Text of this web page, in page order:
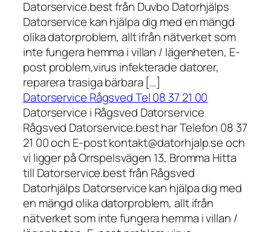
Datorservice.best från Duvbo Datorhjälps
Datorservice kan hjälpa dig med en mängd
olika datorproblem, allt ifrån nätverket som
inte fungera hemma i villan / lägenheten, E-
post problem,virus infekterade datorer,
reparera trasiga bärbara […]
Datorservice Rågsved Tel 08 37 21 00
Datorservice i Rågsved Datorservice
Rågsved Datorservice.best har Telefon 08 37
21 00 och E-post kontakt@datorhjalp.se och
vi ligger på Orrspelsvägen 13, Bromma Hitta
till Datorservice.best från Rågsved
Datorhjälps Datorservice kan hjälpa dig med
en mängd olika datorproblem, allt ifrån
nätverket som inte fungera hemma i villan /